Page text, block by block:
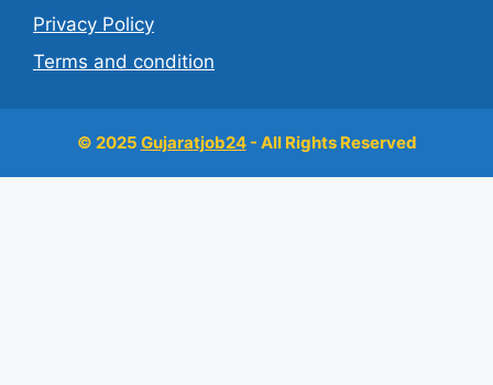
Privacy Policy
Terms and condition
© 2025 Gujaratjob24- All Rights Reserved